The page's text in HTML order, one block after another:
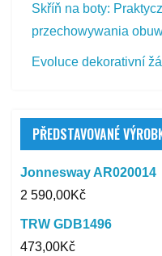
Skříň na boty:
przechowywania
Evoluce dekorativní
PŘEDSTAVOVANÉ
Jonnesway AR020014
2 590,00Kč
TRW GDB1496
473,00Kč